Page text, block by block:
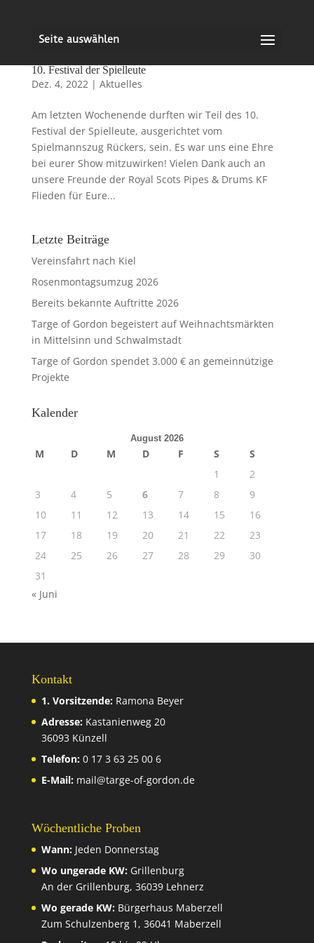
Seite auswählen
10. Festival der Spielleute
Dez. 4, 2022| Aktuelles
Am letzten Wochenende durften wir Teil des 10.
Festival der Spielleute, ausgerichtet vom
Spielmannszug Rückers, sein. Es war uns eine Ehre
bei eurer Show mitzuwirken! Vielen Dank auch an
unsere Freunde der Royal Scots Pipes & Drums KF
Flieden für Eure...
Letzte Beiträge
Vereinsfahrt nach Kiel
Rosenmontagsumzug 2026
Bereits bekannte Auftritte 2026
Targe of Gordon begeistert auf Weihnachtsmärkten
in Mittelsinn und Schwalmstadt
Targe of Gordon spendet 3.000 € an gemeinnützige
Projekte
Kalender
August 2026
M D M D F S
S
1
2
3
4 5 6 7 8
9
10
11 12 13 14 15
16
17
18 19 20 21 22
23
24
25 26 27 28 29
30
31
« Juni
Kontakt
1. Vorsitzende:Ramona Beyer
Adresse:Kastanienweg 20
36093 Künzell
Telefon:0 17 3 63 25 00 6
E-Mail: mail@targe-of-gordon.de
Wöchentliche Proben
Wann:Jeden Donnerstag
Wo ungerade KW:Grillenburg
An der Grillenburg, 36039 Lehnerz
Wo gerade KW:Bürgerhaus Maberzell
Zum Schulzenberg 1, 36041 Maberzell